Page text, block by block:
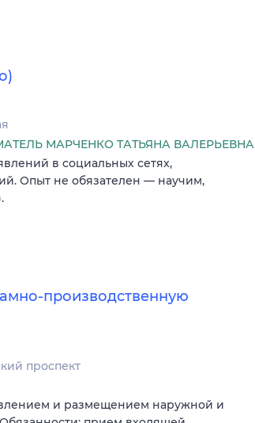
МАРЧЕНКО ТАТЬЯНА ВАЛЕРЬЕВНА
в социальных сетях,
Опыт не обязателен — научим,
производственную
проспект
и размещением наружной и